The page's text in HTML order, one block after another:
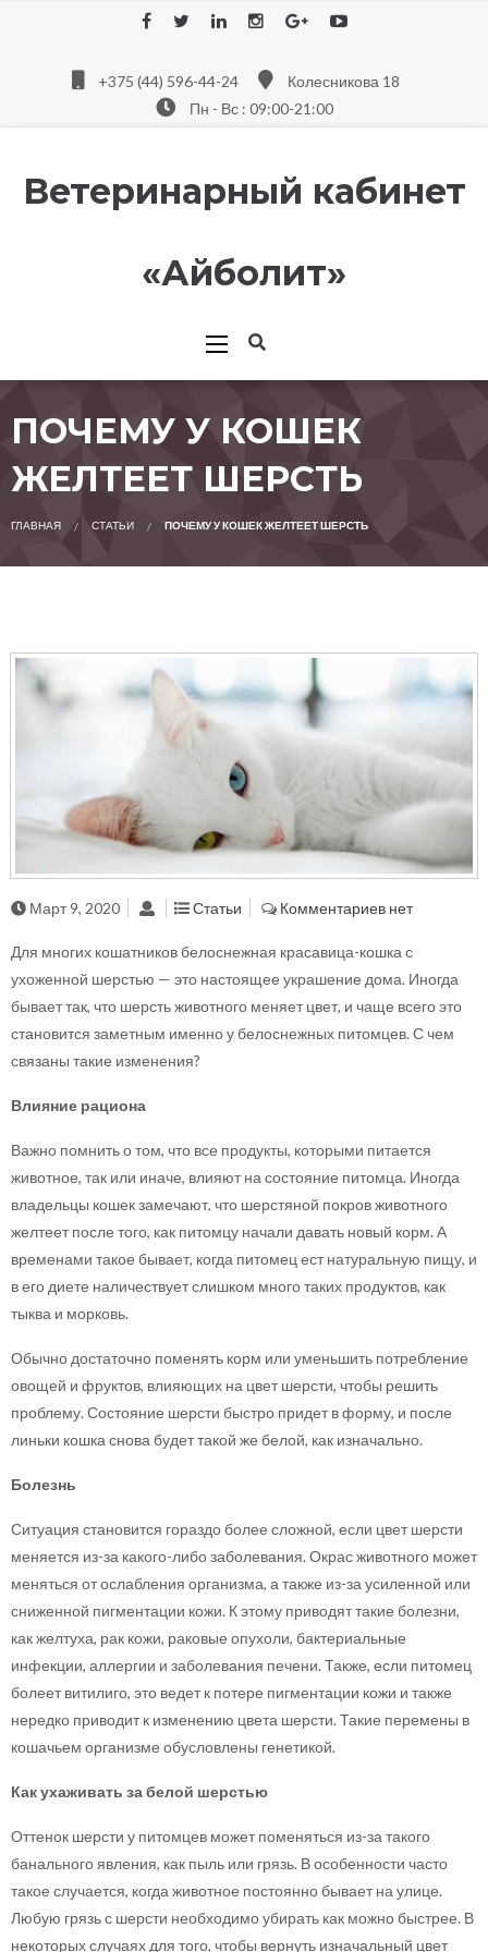
+375 (44) 596-44-24
Колесникова 18
Пн - Вс : 09:00-21:00
Ветеринарный кабинет
«Айболит»
ПОЧЕМУ У КОШЕК
ЖЕЛТЕЕТ ШЕРСТЬ
ГЛАВНАЯ СТАТЬИ ПОЧЕМУ У КОШЕК ЖЕЛТЕЕТ ШЕРСТЬ
Март 9, 2020 Статьи Комментариев нет
Для многих кошатников белоснежная красавица-кошка с
ухоженной шерстью — это настоящее украшение дома. Иногда
бывает так, что шерсть животного меняет цвет, и чаще всего это
становится заметным именно у белоснежных питомцев. С чем
связаны такие изменения?
Влияние рациона
Важно помнить о том, что все продукты, которыми питается
животное, так или иначе, влияют на состояние питомца. Иногда
владельцы кошек замечают, что шерстяной покров животного
желтеет после того, как питомцу начали давать новый корм. А
временами такое бывает, когда питомец ест натуральную пищу, и
в его диете наличествует слишком много таких продуктов, как
тыква и морковь.
Обычно достаточно поменять корм или уменьшить потребление
овощей и фруктов, влияющих на цвет шерсти, чтобы решить
проблему. Состояние шерсти быстро придет в форму, и после
линьки кошка снова будет такой же белой, как изначально.
Болезнь
Ситуация становится гораздо более сложной, если цвет шерсти
меняется из-за какого-либо заболевания. Окрас животного может
меняться от ослабления организма, а также из-за усиленной или
сниженной пигментации кожи. К этому приводят такие болезни,
как желтуха, рак кожи, раковые опухоли, бактериальные
инфекции, аллергии и заболевания печени. Также, если питомец
болеет витилиго, это ведет к потере пигментации кожи и также
нередко приводит к изменению цвета шерсти. Такие перемены в
кошачьем организме обусловлены генетикой.
Как ухаживать за белой шерстью
Оттенок шерсти у питомцев может поменяться из-за такого
банального явления, как пыль или грязь. В особенности часто
такое случается, когда животное постоянно бывает на улице.
Любую грязь с шерсти необходимо убирать как можно быстрее. В
некоторых случаях для того, чтобы вернуть изначальный цвет